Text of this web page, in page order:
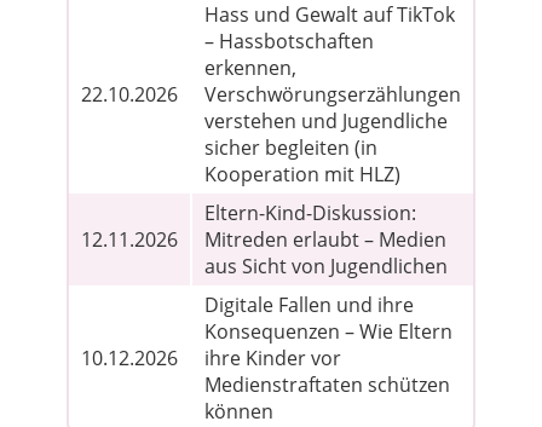
22.10.2026
Hass und Gewalt auf TikTok
– Hassbotschaften
erkennen,
Verschwörungserzählungen
verstehen und Jugendliche
sicher begleiten (in
Kooperation mit HLZ)
12.11.2026
Eltern-Kind-Diskussion:
Mitreden erlaubt – Medien
aus Sicht von Jugendlichen
10.12.2026
Digitale Fallen und ihre
Konsequenzen – Wie Eltern
ihre Kinder vor
Medienstraftaten schützen
können